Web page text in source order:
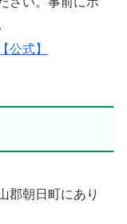
公式】
郡朝日町にあり